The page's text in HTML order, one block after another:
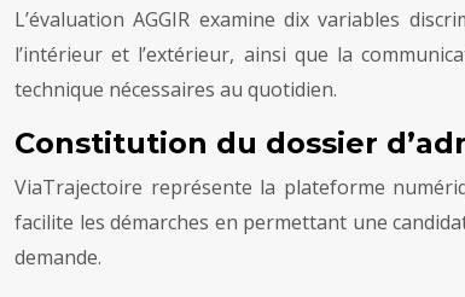
L’évaluation AGGIR examine dix variables
l’intérieur et l’extérieur, ainsi que la
technique nécessaires au quotidien.
Constitution du dossier
ViaTrajectoire représente la plateforme
facilite les démarches en permettant une
demande.